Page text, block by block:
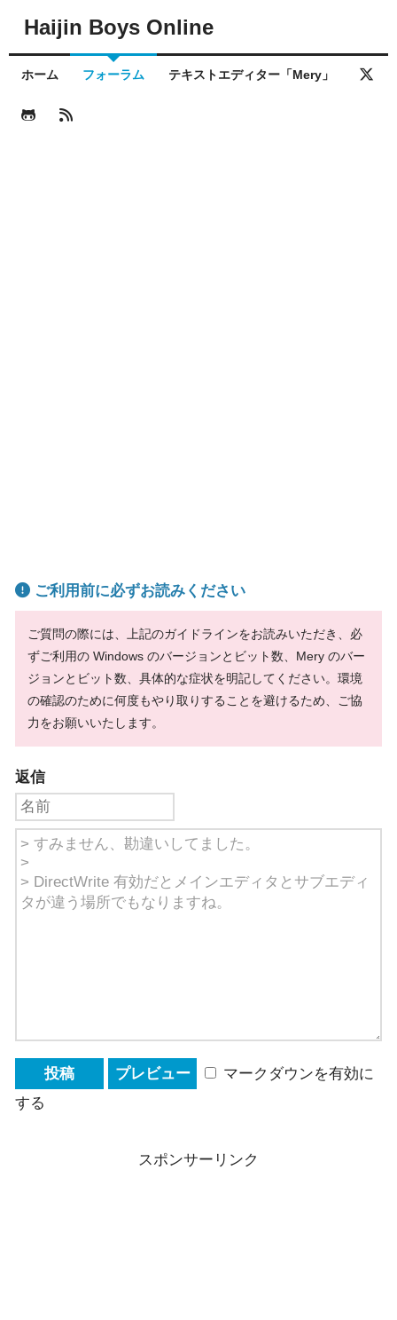
Haijin Boys Online
ホーム フォーラム テキストエディター「Mery」
ご利用前に必ずお読みください
ご質問の際には、上記のガイドラインをお読みいただき、必
ずご利用の Windows のバージョンとビット数、Mery のバー
ジョンとビット数、具体的な症状を明記してください。環境
の確認のために何度もやり取りすることを避けるため、ご協
力をお願いいたします。
返信
マークダウンを有効に
する
スポンサーリンク